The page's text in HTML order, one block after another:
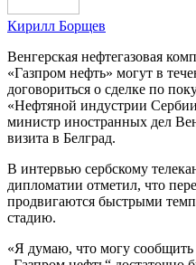
Кирилл Борщев
Венгерская нефтегазовая
«Газпром нефть» могут в
договориться о сделке по
«Нефтяной индустрии
министр иностранных дел
визита в Белград.
В интервью сербскому
дипломатии отметил, что
продвигаются быстрыми
стадию.
«Я думаю, что могу